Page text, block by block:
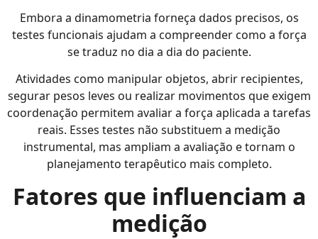
Embora a dinamometria forneça dados precisos, os
testes funcionais ajudam a compreender como a força
se traduz no dia a dia do paciente.
Atividades como manipular objetos, abrir recipientes,
segurar pesos leves ou realizar movimentos que exigem
coordenação permitem avaliar a força aplicada a tarefas
reais. Esses testes não substituem a medição
instrumental, mas ampliam a avaliação e tornam o
planejamento terapêutico mais completo.
Fatores que influenciam a
medição